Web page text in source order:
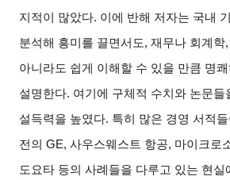
지적이 많았다. 이에 반해 저자는 국내
분석해 흥미를 끌면서도, 재무나 회계학
아니라도 쉽게 이해할 수 있을 만큼 명
설명한다. 여기에 구체적 수치와 논문들
설득력을 높였다. 특히 많은 경영 서적
전의 GE, 사우스웨스트 항공, 마이크로
도요타 등의 사례들을 다루고 있는 현실